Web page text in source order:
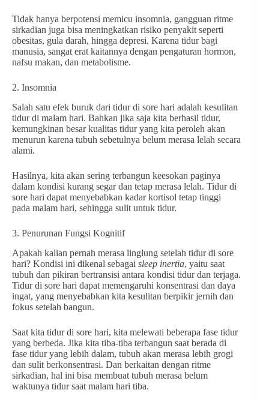
Tidak hanya berpotensi memicu insomnia, gangguan ritme
sirkadian juga bisa meningkatkan risiko penyakit seperti
obesitas, gula darah, hingga depresi. Karena tidur bagi
manusia, sangat erat kaitannya dengan pengaturan hormon,
nafsu makan, dan metabolisme.
2. Insomnia
Salah satu efek buruk dari tidur di sore hari adalah kesulitan
tidur di malam hari. Bahkan jika saja kita berhasil tidur,
kemungkinan besar kualitas tidur yang kita peroleh akan
menurun karena tubuh sebetulnya belum merasa lelah secara
alami.
Hasilnya, kita akan sering terbangun keesokan paginya
dalam kondisi kurang segar dan tetap merasa lelah. Tidur di
sore hari dapat menyebabkan kadar kortisol tetap tinggi
pada malam hari, sehingga sulit untuk tidur.
3. Penurunan Fungsi Kognitif
Apakah kalian pernah merasa linglung setelah tidur di sore
hari? Kondisi ini dikenal sebagai sleep inertia, yaitu saat
tubuh dan pikiran bertransisi antara kondisi tidur dan terjaga.
Tidur di sore hari dapat memengaruhi konsentrasi dan daya
ingat, yang menyebabkan kita kesulitan berpikir jernih dan
fokus setelah bangun.
Saat kita tidur di sore hari, kita melewati beberapa fase tidur
yang berbeda. Jika kita tiba-tiba terbangun saat berada di
fase tidur yang lebih dalam, tubuh akan merasa lebih grogi
dan sulit berkonsentrasi. Dan berkaitan dengan ritme
sirkadian, hal ini bisa membuat tubuh merasa belum
waktunya tidur saat malam hari tiba.